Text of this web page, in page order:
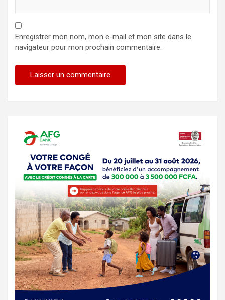
Enregistrer mon nom, mon e-mail et mon site dans le
navigateur pour mon prochain commentaire.